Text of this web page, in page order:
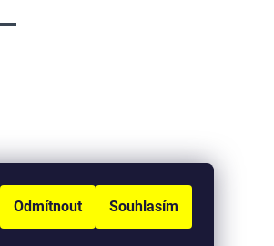
Odmítnout Souhlasím